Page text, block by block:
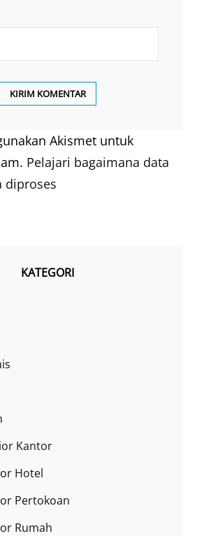
Akismet untuk
Pelajari bagaimana data
diproses
KATEGORI
Kantor
Hotel
Pertokoan
Rumah